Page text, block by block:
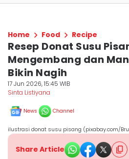
Home Food Recipe
Resep Donat Susu
Mengembang dan
Bikin Nagih
17 Jun 2026, 15:45 WIB
Sinta Listiyana
News Channel
ilustrasi donat susu pisang (pixabay.com/
Share Article